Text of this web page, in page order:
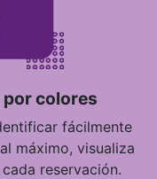
colores
fácilmente
máximo, visualiza
reservación.